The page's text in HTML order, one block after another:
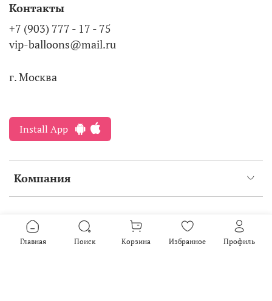
Компания
Контакты
+7 (903) 777 - 17 - 75
vip-balloons@mail.ru
г. Москва
Install App
Интернет-магазин создан на inSales
2016-2026
Главная Поиск Корзина Избранное Профиль